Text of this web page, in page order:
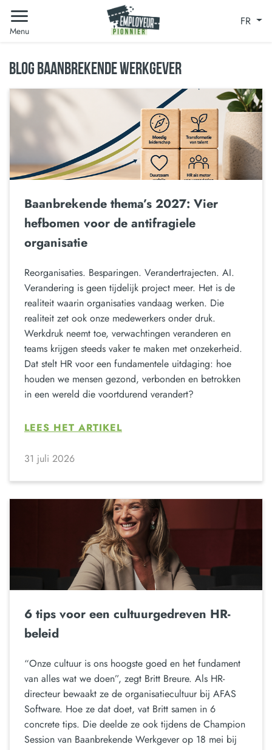
Menu
FR
BLOG BAANBREKENDE WERKGEVER
Baanbrekende thema’s 2027: Vier
hefbomen voor de antifragiele
organisatie
Reorganisaties. Besparingen. Verandertrajecten. AI.
Verandering is geen tijdelijk project meer. Het is de
realiteit waarin organisaties vandaag werken. Die
realiteit zet ook onze medewerkers onder druk.
Werkdruk neemt toe, verwachtingen veranderen en
teams krijgen steeds vaker te maken met onzekerheid.
Dat stelt HR voor een fundamentele uitdaging: hoe
houden we mensen gezond, verbonden en betrokken
in een wereld die voortdurend verandert?
LEES HET ARTIKEL
31 juli 2026
6 tips voor een cultuurgedreven HR-
beleid
“Onze cultuur is ons hoogste goed en het fundament
van alles wat we doen”, zegt Britt Breure. Als HR-
directeur bewaakt ze de organisatiecultuur bij AFAS
Software. Hoe ze dat doet, vat Britt samen in 6
concrete tips. Die deelde ze ook tijdens de Champion
Session van Baanbrekende Werkgever op 18 mei bij